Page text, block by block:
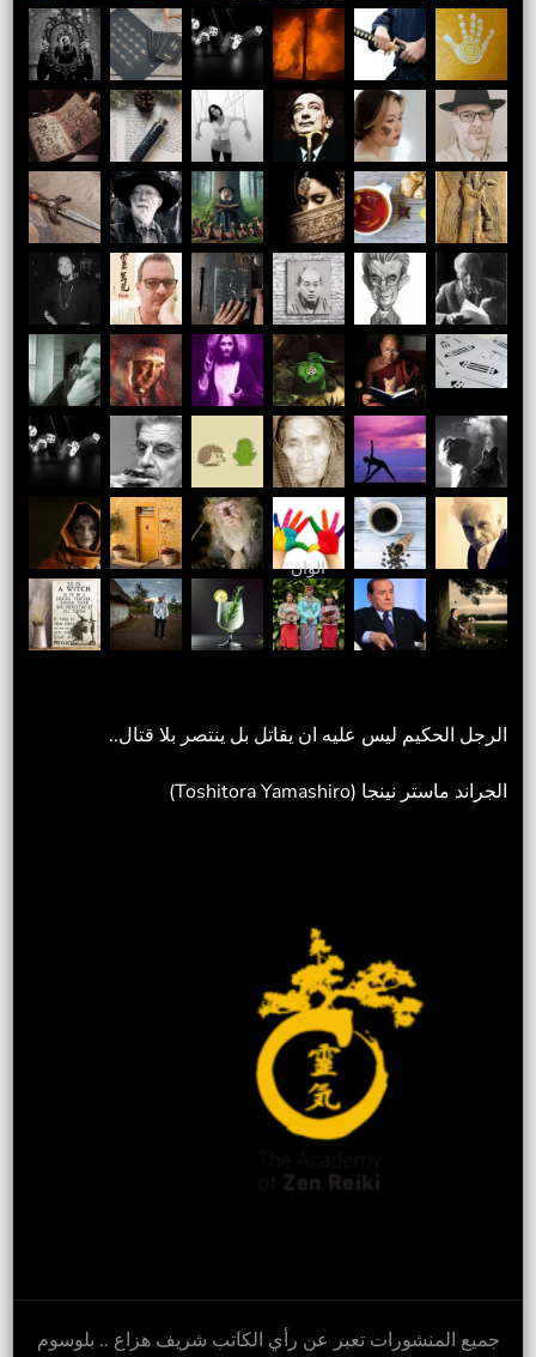
الوان
الرجل الحكيم ليس عليه ان يقاتل بل ينتصر بلا قتال..
الجراند ماستر نينجا (Toshitora Yamashiro)
جميع المنشورات تعبر عن رأي الكاتب شريف هزاع .. بلوسوم